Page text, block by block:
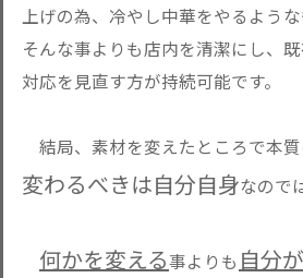
上げの為、冷やし中華をやるような
そんな事よりも店内を清潔にし、
対応を見直す方が持続可能です。
結局、素材を変えたところで本質
変わるべきは自分自身なので
何かを変える事よりも 自分